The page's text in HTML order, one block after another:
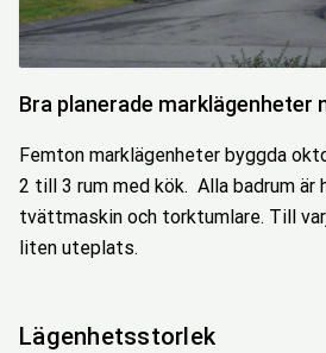
Bra planerade marklägenheter
Femton marklägenheter byggda
2 till 3 rum med kök. Alla badrum är
tvättmaskin och torktumlare. Till
liten uteplats.
Lägenhetsstorlek